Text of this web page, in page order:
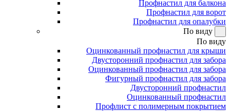
Профнастил для балкона
Профнастил для ворот
Профнастил для опалубки
По виду
По виду
Оцинкованный профнастил для крыши
Двусторонний профнастил для забора
Оцинкованный профнастил для забора
Фигурный профнастил для забора
Двусторонний профнастил
Оцинкованный профнастил
Профлист с полимерным покрытием